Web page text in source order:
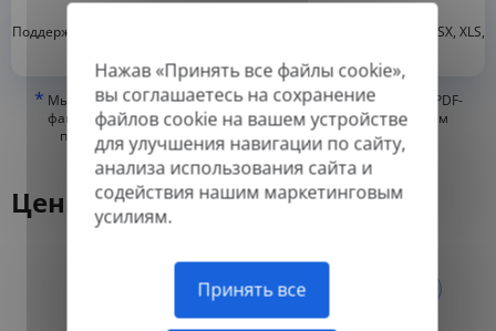
Нажав «Принять все файлы cookie»,
вы соглашаетесь на сохранение
файлов cookie на вашем устройстве
для улучшения навигации по сайту,
анализа использования сайта и
содействия нашим маркетинговым
усилиям.
Принять все
Поддерживаемые форматы: DOC, DOCX, ODT, PDF , CSV, PPTX, XLSX, XLS,
* Мы можем переводить только «истинные» или цифровые PDF-
файлы, а также файлы с возможностью поиска, но не можем
переводить PDF-файлы, состоящие из изображений, или
отсканированные PDF.
Цены
Ежемесячно Ежегодно